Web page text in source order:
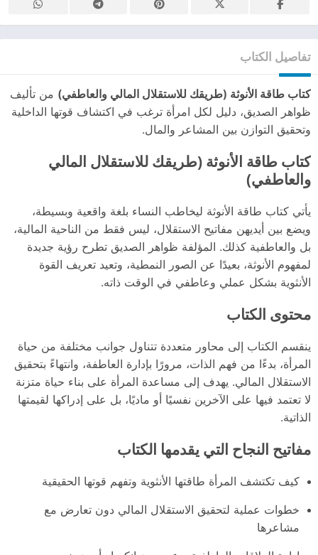
تفاصيل الكتاب
كتاب طاقة الأنوثة (طريقك للاستقلال المالي والعاطفي) من تأليف
ظواهر الصديق، دليل لكل امرأة ترغب في اكتشاف قوتها الداخلية
وتحقيق التوازن بين المشاعر والمال.
كتاب طاقة الأنوثة (طريقك للاستقلال المالي
والعاطفي)
يأتي كتاب طاقة الأنوثة ليخاطب النساء بلغة واقعية وبسيطة،
ويضع بين أيديهن مفاتيح الاستقلال، ليس فقط من الناحية المالية،
بل والعاطفية كذلك. المؤلفة ظواهر الصديق تطرح رؤية جديدة
لمفهوم الأنوثة، بعيدًا عن الصور النمطية، وتعيد تعريف القوة
الأنثوية بشكل عملي وعاطفي في الوقت ذاته.
محتوى الكتاب
ينقسم الكتاب إلى محاور متعددة تتناول جوانب مختلفة من حياة
المرأة، بدءًا من فهم الذات، مرورًا بإدارة العاطفة، وانتهاءً بتحقيق
الاستقلال المالي. يهدف إلى مساعدة المرأة على بناء حياة متزنة
لا تعتمد فيها على الآخرين نفسيًا أو ماديًا، بل على إدراكها لقيمتها
الذاتية.
مفاتيح النجاح التي يقدمها الكتاب
كيف تكتشف المرأة طاقتها الأنثوية وتفهم قوتها الحقيقية
خطوات عملية لتحقيق الاستقلال المالي دون تعارض مع
مشاعرها